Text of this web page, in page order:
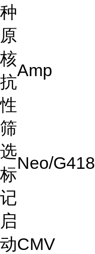
种
原
核
抗
性
Amp
筛
选
标
记
Neo/G418
启
动CMV